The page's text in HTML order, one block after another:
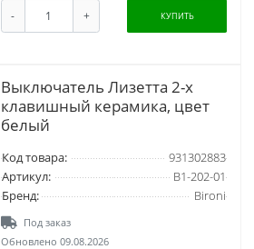
- + КУПИТЬ
Выключатель Лизетта 2-х
клавишный керамика, цвет
белый
Код товара:
931302883
Артикул:
B1-202-01
Бренд:
Bironi
Под заказ
Обновлено 09.08.2026